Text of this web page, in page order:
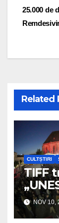
25.000 de
Related
CULTȘTIRI
TIFF
NOV 10,